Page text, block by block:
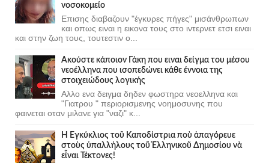
νοσοκομείο
Επισης διαβαζουν "έγκυρες πήγες" μισάνθρωπων
και οπως ειναι η εικονα τους στο ιντερνετ ετσι ειναι
και στην ζωη τους, τουτεστιν ο...
Ακούστε κάποιον Γάκη που ειναι δείγμα του μέσου
νεοέλληνα που ισοπεδώνει κάθε έννοια της
στοιχειώδους λογικής
Αλλο ενα δειγμα δηδεν φωστηρα νεοελληνα και
"Γιατρου " περιορισμενης νοημοσυνης που
φαινεται οταν μιλανε για "ναζι" κ...
Ἡ Ἐγκύκλιος τοῦ Καποδίστρια ποὺ ἀπαγόρευε
στοὺς ὑπαλλήλους τοῦ Ἑλληνικοῦ Δημοσίου νὰ
εἶναι Τέκτονες!